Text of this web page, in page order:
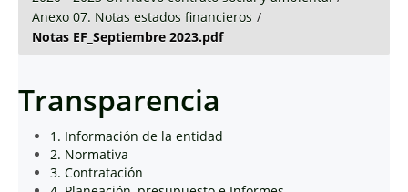
Anexo 07. Notas estados financieros /
Notas EF_Septiembre 2023.pdf
Transparencia
1. Información de la entidad
2. Normativa
3. Contratación